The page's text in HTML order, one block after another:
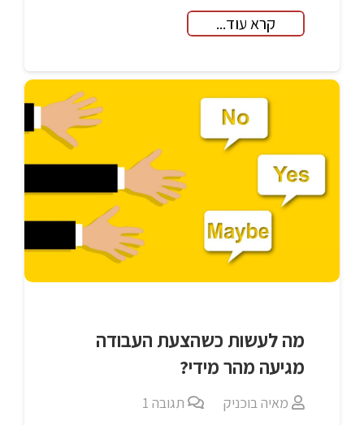
קרא עוד...
מה לעשות כשהצעת העבודה
מגיעה מהר מידי?
מאיה בוכניק תגובה1